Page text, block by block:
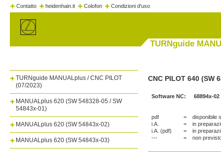
Contatto heidenhain.it Colofon Condizioni d'uso
TURNguide
TURNguide MANUALplus / CNC PILOT
(07/2023)
MANUALplus 620 (SW 548328-05 / SW
54843x-01)
MANUALplus 620 (SW 54843x-02)
MANUALplus 620 (SW 54843x-03)
CNC PILOT 640 (SW
Software NC: 68894x-02
pdf
i.A.
i.A. (pdf)
---
=
=
=
=
disponibile
in
in
non